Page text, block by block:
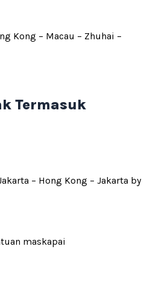
Kong – Macau – Zhuhai –
Termasuk
– Hong Kong – Jakarta by
maskapai